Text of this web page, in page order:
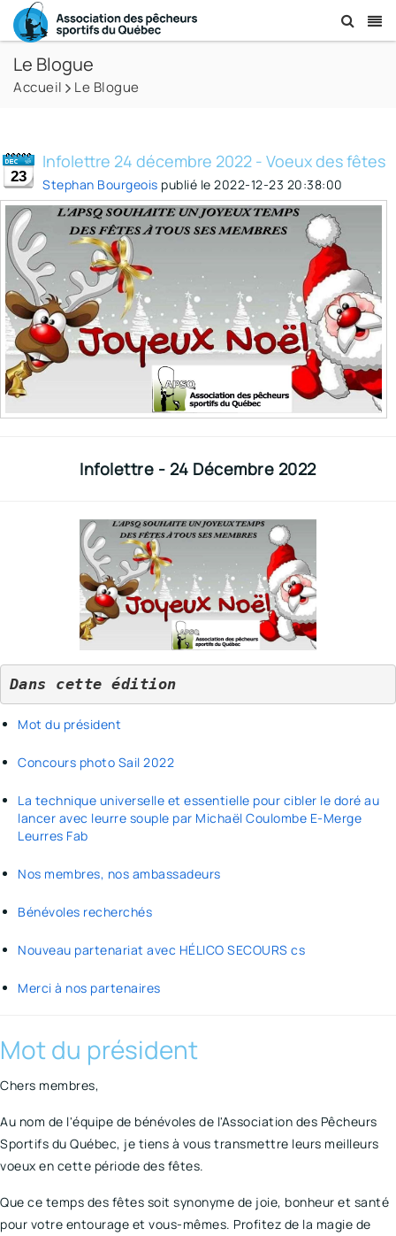
Le Blogue
Accueil Le Blogue
23
Infolettre 24 décembre 2022 - Voeux des fêtes
Stephan Bourgeois publié le 2022-12-23 20:38:00
Infolettre - 24 Décembre 2022
Dans cette édition
Mot du président
Concours photo Sail 2022
La technique universelle et essentielle pour cibler le doré au
lancer avec leurre souple par Michaël Coulombe E-Merge
Leurres Fab
Nos membres, nos ambassadeurs
Bénévoles recherchés
Nouveau partenariat avec HÉLICO SECOURS cs
Merci à nos partenaires
Mot du président
Chers membres,
Au nom de l'équipe de bénévoles de l'Association des Pêcheurs
Sportifs du Québec, je tiens à vous transmettre leurs meilleurs
voeux en cette période des fêtes.
Que ce temps des fêtes soit synonyme de joie, bonheur et santé
pour votre entourage et vous-mêmes. Profitez de la magie de